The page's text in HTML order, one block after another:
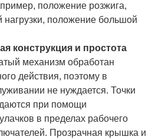
положение розжига,
положение большой
конструкция и простота
механизм обработан
действия, поэтому в
не нуждается. Точки
при помощи
в пределах рабочего
Прозрачная крышка и